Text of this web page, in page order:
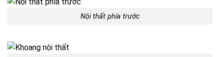
Nội thất phía trước